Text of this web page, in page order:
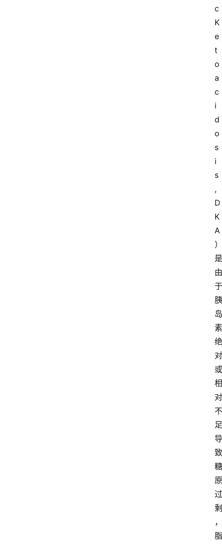
c
K
e
t
o
a
c
i
d
o
s
i
s
,
D
K
A
）
是
由
于
胰
岛
素
绝
对
或
相
对
不
足
导
致
糖
原
过
剩
，
脂